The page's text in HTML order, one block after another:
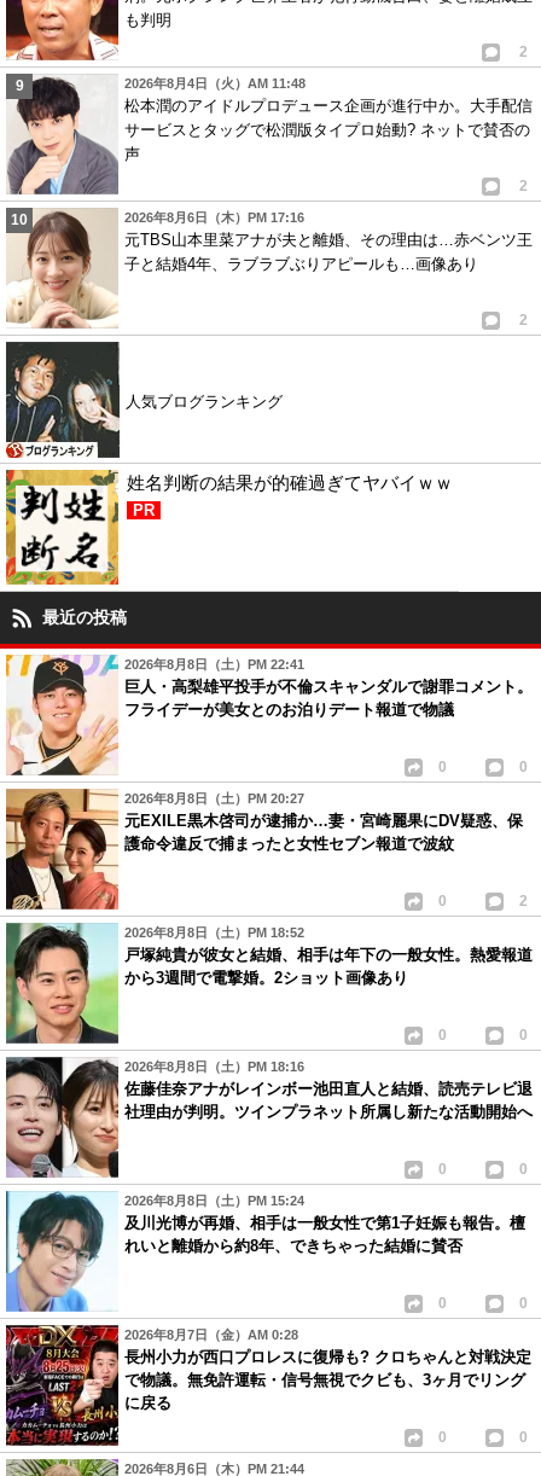
も判明
2
2026年8月4日（火）AM 11:48
松本潤のアイドルプロデュース企画が進行中か。大手配信
サービスとタッグで松潤版タイプロ始動? ネットで賛否の
声
2
2026年8月6日（木）PM 17:16
元TBS山本里菜アナが夫と離婚、その理由は…赤ベンツ王
子と結婚4年、ラブラブぶりアピールも…画像あり
2
人気ブログランキング
姓名判断の結果が的確過ぎてヤバイｗｗ
PR
最近の投稿
2026年8月8日（土）PM 22:41
巨人・高梨雄平投手が不倫スキャンダルで謝罪コメント。
フライデーが美女とのお泊りデート報道で物議
0 0
2026年8月8日（土）PM 20:27
元EXILE黒木啓司が逮捕か…妻・宮崎麗果にDV疑惑、保
護命令違反で捕まったと女性セブン報道で波紋
0 2
2026年8月8日（土）PM 18:52
戸塚純貴が彼女と結婚、相手は年下の一般女性。熱愛報道
から3週間で電撃婚。2ショット画像あり
0 0
2026年8月8日（土）PM 18:16
佐藤佳奈アナがレインボー池田直人と結婚、読売テレビ退
社理由が判明。ツインプラネット所属し新たな活動開始へ
0 0
2026年8月8日（土）PM 15:24
及川光博が再婚、相手は一般女性で第1子妊娠も報告。檀
れいと離婚から約8年、できちゃった結婚に賛否
0 0
2026年8月7日（金）AM 0:28
長州小力が西口プロレスに復帰も? クロちゃんと対戦決定
で物議。無免許運転・信号無視でクビも、3ヶ月でリング
に戻る
0 0
2026年8月6日（木）PM 21:44